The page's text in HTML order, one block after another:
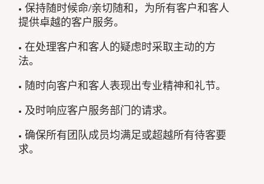
• 保持随时候命/亲切随和，为所有客户和客人
提供卓越的客户服务。
• 在处理客户和客人的疑虑时采取主动的方
法。
• 随时向客户和客人表现出专业精神和礼节。
• 及时响应客户服务部门的请求。
• 确保所有团队成员均满足或超越所有待客要
求。